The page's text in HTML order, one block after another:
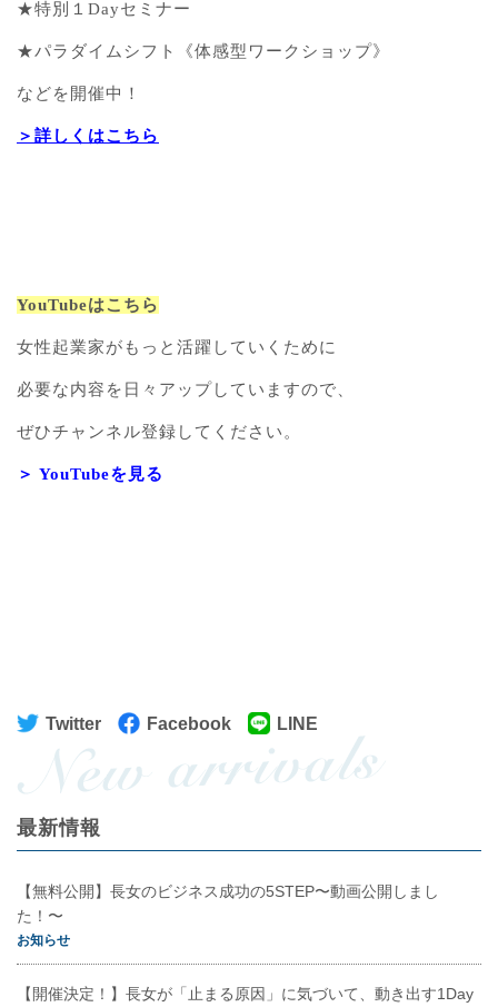
★特別１Dayセミナー
★パラダイムシフト《体感型ワークショップ》
などを開催中！
＞詳しくはこちら
YouTubeはこちら
女性起業家がもっと活躍していくために
必要な内容を日々アップしていますので、
ぜひチャンネル登録してください。
＞ YouTubeを見る
Twitter Facebook LINE
最新情報
【無料公開】長女のビジネス成功の5STEP〜動画公開しまし
た！〜
お知らせ
【開催決定！】長女が「止まる原因」に気づいて、動き出す1Day